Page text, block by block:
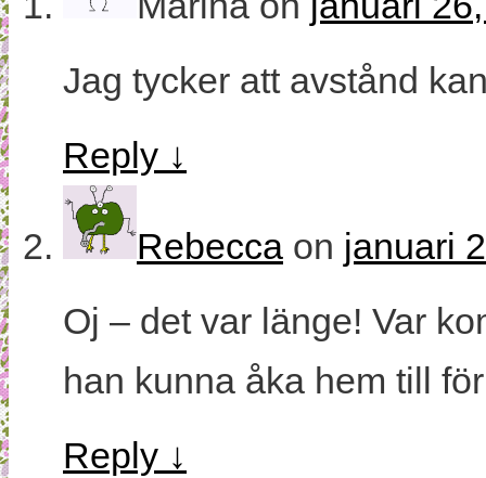
Jag tycker att avstånd
Reply ↓
Rebecca on januari
Oj – det var länge! Var
han kunna åka hem till
Reply ↓